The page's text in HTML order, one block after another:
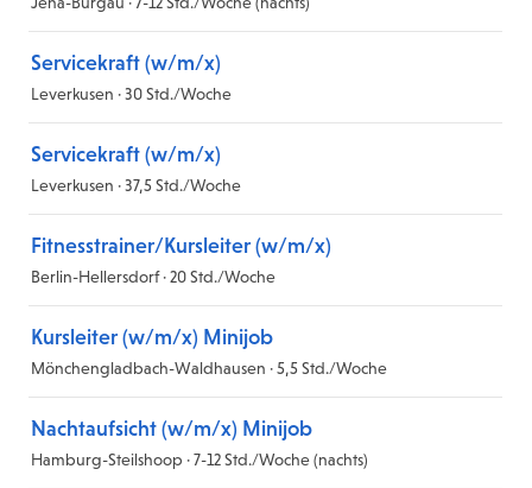
Servicekraft (w/m/x)
Leverkusen · 30 Std./Woche
Servicekraft (w/m/x)
Leverkusen · 37,5 Std./Woche
Fitnesstrainer/Kursleiter (w/m/x)
Berlin-Hellersdorf · 20 Std./Woche
Kursleiter (w/m/x) Minijob
Mönchengladbach-Waldhausen · 5,5 Std./Woche
Nachtaufsicht (w/m/x) Minijob
Hamburg-Steilshoop · 7-12 Std./Woche (nachts)